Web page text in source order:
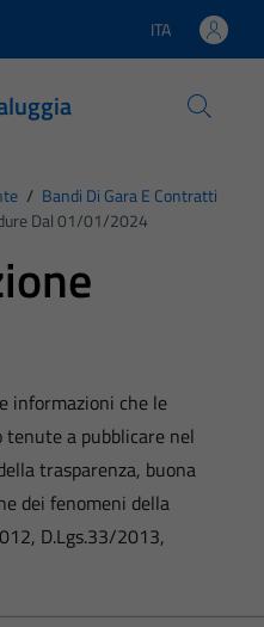
Lingua attiva:
ITA
/ Bandi Di Gara E Contratti
Dal 01/01/2024
informazioni che le
a pubblicare nel
trasparenza, buona
dei fenomeni della
D.Lgs.33/2013,